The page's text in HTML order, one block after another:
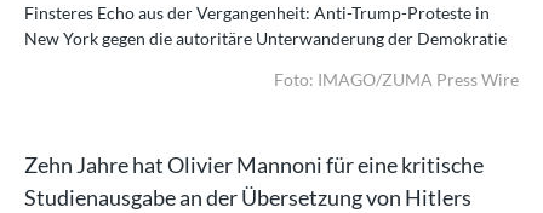
Finsteres Echo aus der Vergangenheit: Anti-Trump-Proteste in
New York gegen die autoritäre Unterwanderung der Demokratie
Foto: IMAGO/ZUMA Press Wire
Zehn Jahre hat Olivier Mannoni für eine kritische
Studienausgabe an der Übersetzung von Hitlers